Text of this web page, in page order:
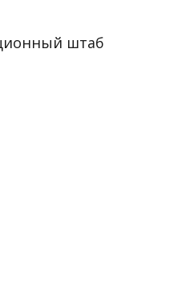
штаб